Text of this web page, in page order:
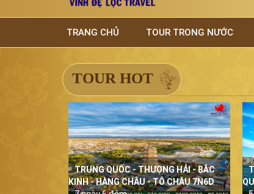
TRANG CHỦ TOUR TRONG NƯỚC
TOUR HOT
TRUNG QUỐC - THƯỢNG HẢI - BẮC
KINH - HÀNG CHÂU - TÔ CHÂU 7N6D